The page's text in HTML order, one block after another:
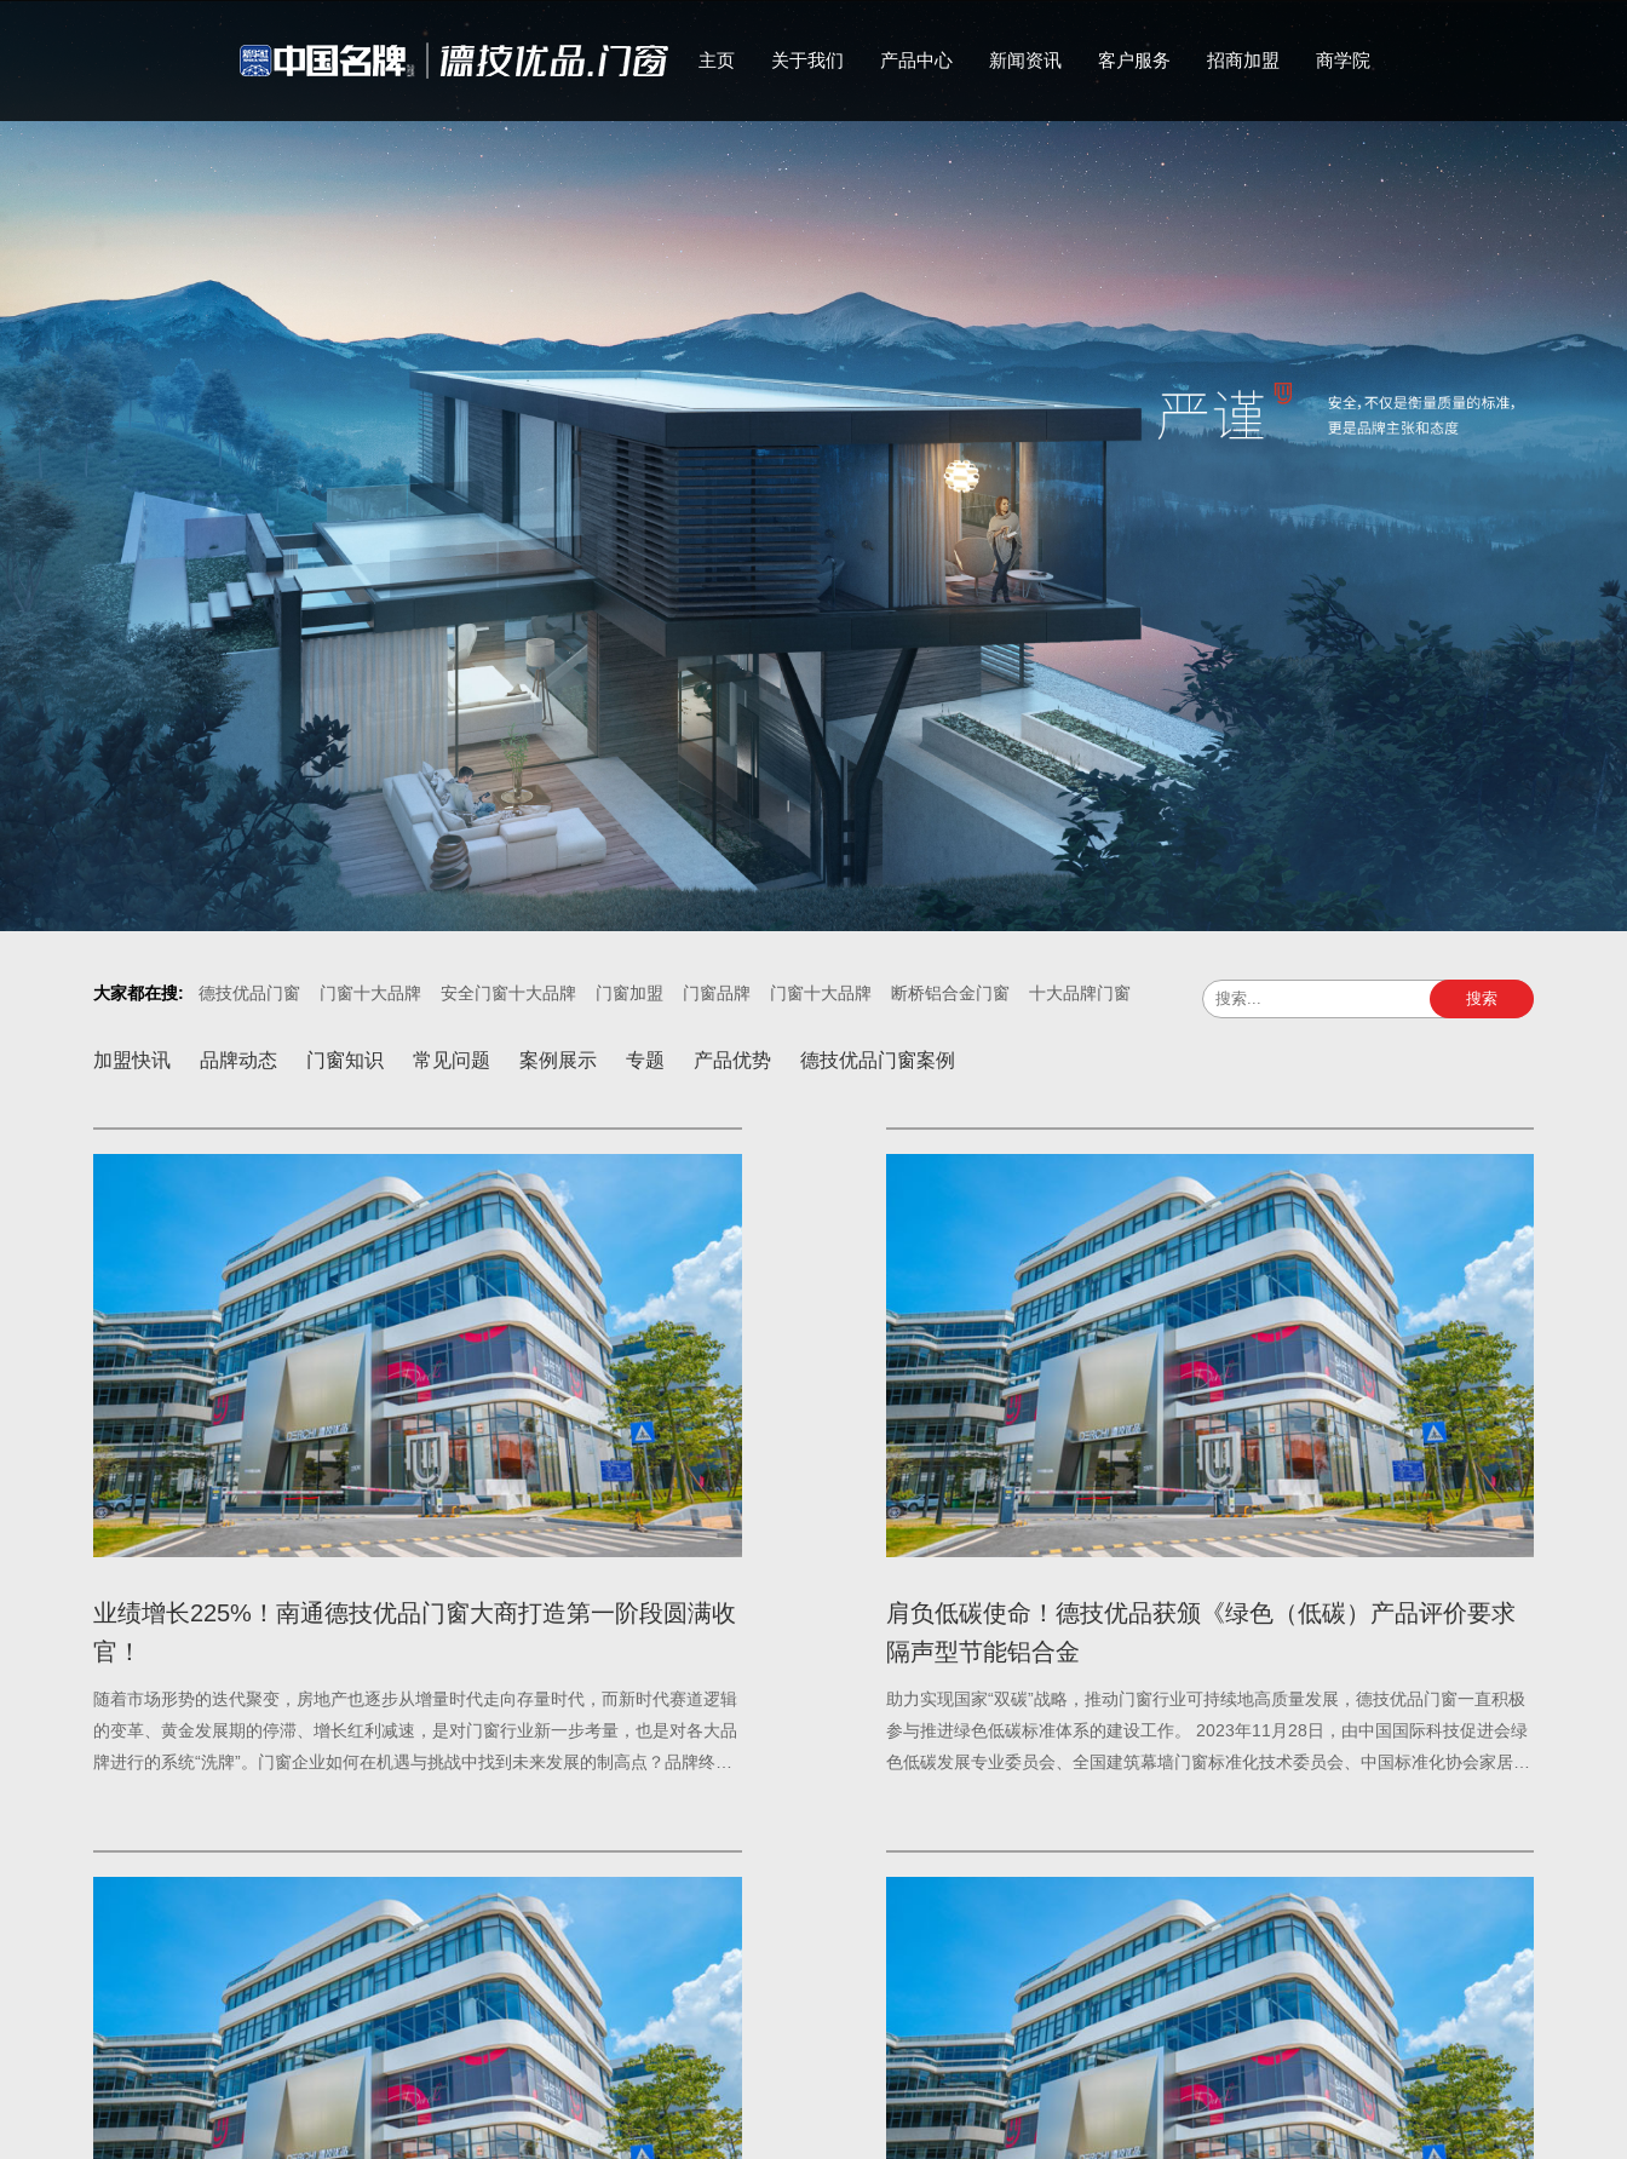
主页 关于我们 产品中心 新闻资讯 客户服务 招商加盟 商学院
大家都在搜: 德技优品门窗 门窗十大品牌 安全门窗十大品牌 门窗加盟 门窗品牌 门窗十大品牌 断桥铝合金门窗 十大品牌门窗 搜索
加盟快讯 品牌动态 门窗知识 常见问题 案例展示 专题 产品优势 德技优品门窗案例
业绩增长225%！南通德技优品门窗大商打造第一阶段圆满收
官！
随着市场形势的迭代聚变，房地产也逐步从增量时代走向存量时代，而新时代赛道逻辑
的变革、黄金发展期的停滞、增长红利减速，是对门窗行业新一步考量，也是对各大品
牌进行的系统“洗牌”。门窗企业如何在机遇与挑战中找到未来发展的制高点？品牌终端
肩负低碳使命！德技优品获颁《绿色（低碳）产品评价要求
隔声型节能铝合金
助力实现国家“双碳”战略，推动门窗行业可持续地高质量发展，德技优品门窗一直积极
参与推进绿色低碳标准体系的建设工作。 2023年11月28日，由中国国际科技促进会绿
色低碳发展专业委员会、全国建筑幕墙门窗标准化技术委员会、中国标准化协会家居建